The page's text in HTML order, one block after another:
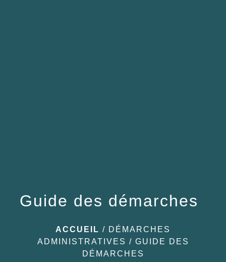
Guide des démarches
ACCUEIL / DÉMARCHES
ADMINISTRATIVES / GUIDE DES
DÉMARCHES